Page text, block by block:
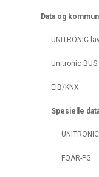
Data og
UNITRONIC
Unitronic BUS
EIB/KNX
Spesielle
FQAR-PG